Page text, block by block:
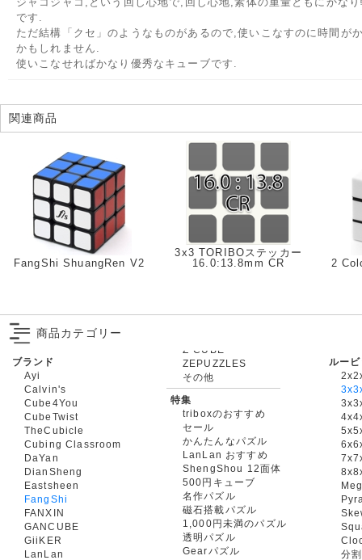
です.
ただ結構「クセ」のようなものがあるので,使いこなすのに時間が
かもしれません.
使いこなせればかなり優秀なキューブです.
関連商品
FangShi ShuangRen V2
3x3 TORIBOステッカー
16.0:13.8mm CR
2
商品カテゴリー
ブランド
Ayi
Calvin's
Cube4You
CubeTwist
TheCubicle
Cubing Classroom
DaYan
DianSheng
Eastsheen
FangShi
FANXIN
GANCUBE
GiiKER
LanLan
ZEPUZZLES
その他
特集
triboxのおすすめ
セール
かんたんなパズル
LanLan おすすめ
ShengShou 12面体
500円キューブ
名作パズル
磁石搭載パズル
1,000円未満のパズル
透明パズル
Gearパズル
ルー
分